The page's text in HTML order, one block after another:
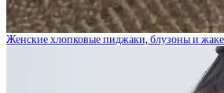
Женские хлопковые пиджаки, блузоны и